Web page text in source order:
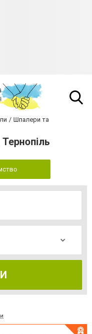
Шпалери та